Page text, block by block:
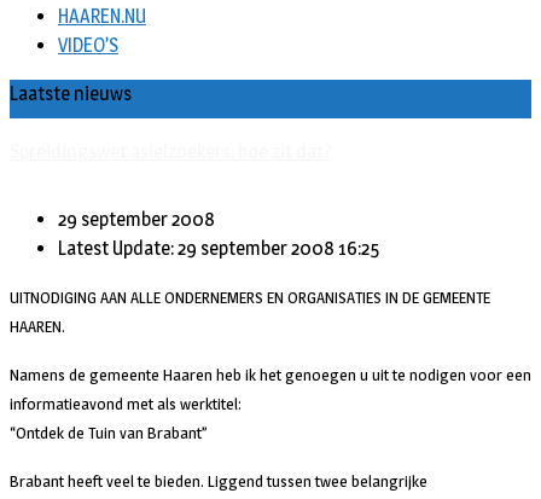
HAAREN.NU
VIDEO’S
Laatste nieuws
29 september 2008
Latest Update: 29 september 2008 16:25
UITNODIGING AAN ALLE ONDERNEMERS EN ORGANISATIES IN DE GEMEENTE
HAAREN.
Namens de gemeente Haaren heb ik het genoegen u uit te nodigen voor een
informatieavond met als werktitel:
“Ontdek de Tuin van Brabant”
Brabant heeft veel te bieden. Liggend tussen twee belangrijke